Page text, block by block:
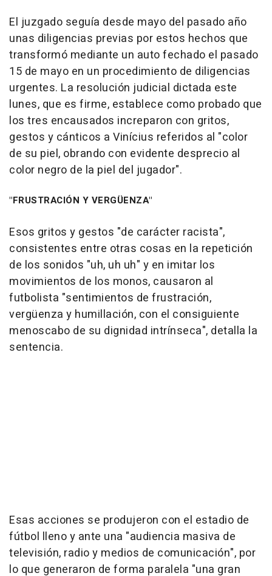
El juzgado seguía desde mayo del pasado año
unas diligencias previas por estos hechos que
transformó mediante un auto fechado el pasado
15 de mayo en un procedimiento de diligencias
urgentes. La resolución judicial dictada este
lunes, que es firme, establece como probado que
los tres encausados increparon con gritos,
gestos y cánticos a Vinícius referidos al "color
de su piel, obrando con evidente desprecio al
color negro de la piel del jugador".
"FRUSTRACIÓN Y VERGÜENZA"
Esos gritos y gestos "de carácter racista",
consistentes entre otras cosas en la repetición
de los sonidos "uh, uh uh" y en imitar los
movimientos de los monos, causaron al
futbolista "sentimientos de frustración,
vergüenza y humillación, con el consiguiente
menoscabo de su dignidad intrínseca", detalla la
sentencia.
Esas acciones se produjeron con el estadio de
fútbol lleno y ante una "audiencia masiva de
televisión, radio y medios de comunicación", por
lo que generaron de forma paralela "una gran